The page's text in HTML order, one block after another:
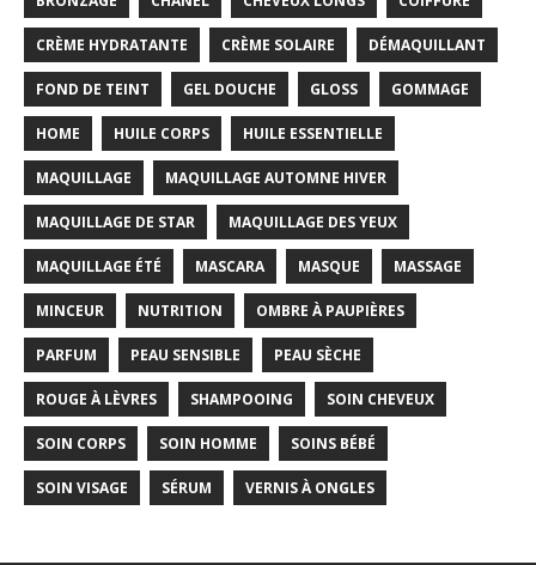
CRÈME HYDRATANTE CRÈME SOLAIRE DÉMAQUILLANT
FOND DE TEINT GEL DOUCHE GLOSS GOMMAGE
HOME HUILE CORPS HUILE ESSENTIELLE
MAQUILLAGE MAQUILLAGE AUTOMNE HIVER
MAQUILLAGE DE STAR MAQUILLAGE DES YEUX
MAQUILLAGE ÉTÉ MASCARA MASQUE MASSAGE
MINCEUR NUTRITION OMBRE À PAUPIÈRES
PARFUM PEAU SENSIBLE PEAU SÈCHE
ROUGE À LÈVRES SHAMPOOING SOIN CHEVEUX
SOIN CORPS SOIN HOMME SOINS BÉBÉ
SOIN VISAGE SÉRUM VERNIS À ONGLES